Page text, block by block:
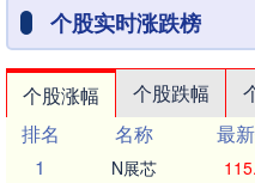
个股实时涨跌榜
个股涨幅 个股跌幅
排名
名称 最
1
N展芯